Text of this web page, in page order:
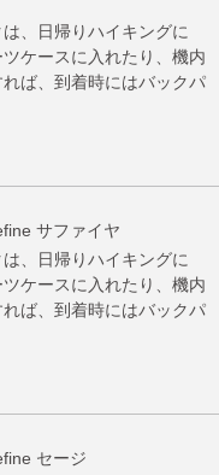
、日帰りハイキングに
ケースに入れたり、機内
ば、到着時にはバックパ
サファイヤ
、日帰りハイキングに
ケースに入れたり、機内
ば、到着時にはバックパ
セージ